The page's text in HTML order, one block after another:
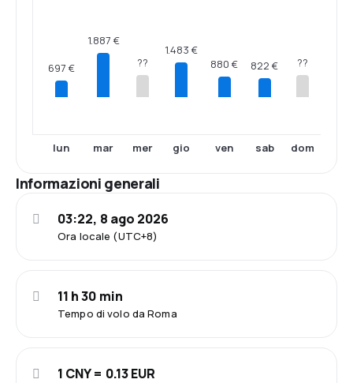
697 €
lun
1.887 €
mar
??
mer
1.483 €
gio
880 €
ven
822 €
sab
??
dom
Informazioni generali
Ora locale (UTC+8)
03:22, 8 ago 2026
Tempo di volo da Roma
11 h 30 min
1 CNY = 0.13 EUR